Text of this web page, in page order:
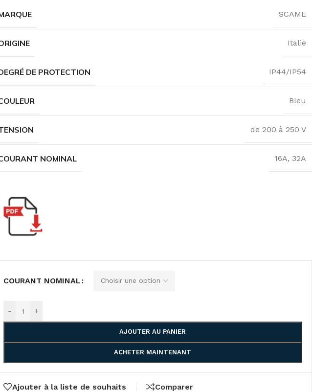
SCAME
Italie
DE PROTECTION IP44/IP54
Bleu
de 200 à 250 V
NOMINAL 16A, 32A
COURANT NOMINAL
- +
AJOUTER AU PANIER
ACHETER MAINTENANT
Ajouter à la liste de souhaits Comparer